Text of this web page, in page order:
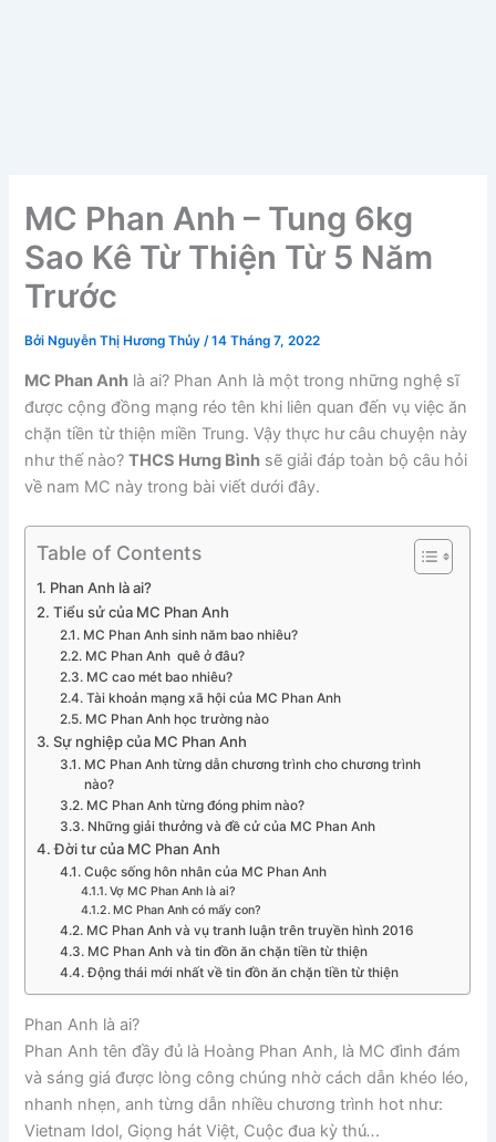
MC Phan Anh – Tung 6kg
Sao Kê Từ Thiện Từ 5 Năm
Trước
Bởi Nguyễn Thị Hương Thủy/14 Tháng 7, 2022
MC Phan Anh là ai? Phan Anh là một trong những nghệ sĩ
được cộng đồng mạng réo tên khi liên quan đến vụ việc ăn
chặn tiền từ thiện miền Trung. Vậy thực hư câu chuyện này
như thế nào?THCS Hưng Bình sẽ giải đáp toàn bộ câu hỏi
về nam MC này trong bài viết dưới đây.
Table of Contents
Phan Anh là ai?
Tiểu sử của MC Phan Anh
MC Phan Anh sinh năm bao nhiêu?
MC Phan Anh quê ở đâu?
MC cao mét bao nhiêu?
Tài khoản mạng xã hội của MC Phan Anh
MC Phan Anh học trường nào
Sự nghiệp của MC Phan Anh
MC Phan Anh từng dẫn chương trình cho chương trình
nào?
MC Phan Anh từng đóng phim nào?
Những giải thưởng và đề cử của MC Phan Anh
Đời tư của MC Phan Anh
Cuộc sống hôn nhân của MC Phan Anh
Vợ MC Phan Anh là ai?
MC Phan Anh có mấy con?
MC Phan Anh và vụ tranh luận trên truyền hình 2016
MC Phan Anh và tin đồn ăn chặn tiền từ thiện
Động thái mới nhất về tin đồn ăn chặn tiền từ thiện
Phan Anh là ai?
Phan Anh tên đầy đủ là Hoàng Phan Anh, là MC đình đám
và sáng giá được lòng công chúng nhờ cách dẫn khéo léo,
nhanh nhẹn, anh từng dẫn nhiều chương trình hot như:
Vietnam Idol, Giọng hát Việt, Cuộc đua kỳ thú...